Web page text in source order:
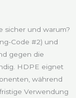
sicher und warum?
Code #2) und
gegen die
HDPE eignet
während
Verwendung